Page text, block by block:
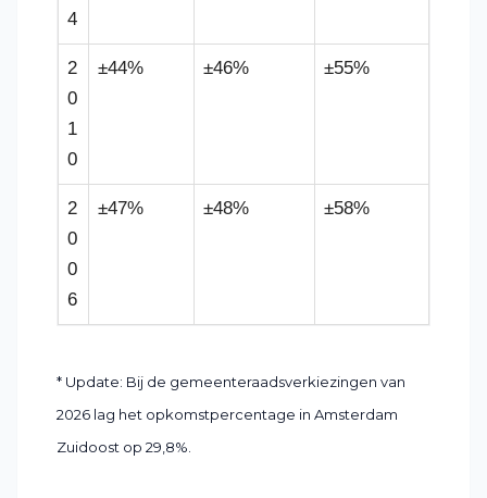
4
2
0
1
0
±44% ±46% ±55%
2
0
0
6
±47% ±48% ±58%
* Update: Bij de gemeenteraadsverkiezingen van
2026 lag het opkomstpercentage in Amsterdam
Zuidoost op 29,8%.